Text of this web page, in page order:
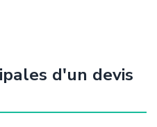
d'un devis